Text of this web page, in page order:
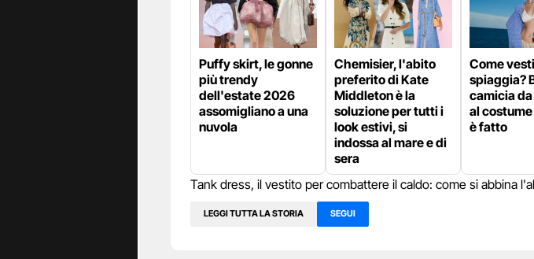
Puffy skirt, le gonne
più trendy
dell'estate 2026
assomigliano a una
nuvola
Chemisier, l'abito
preferito di Kate
Middleton è la
soluzione per tutti i
look estivi, si
indossa al mare e di
sera
Come
spiaggia?
camicia
al
è fatto
Tank dress, il vestito per combattere il caldo: come si abbina
LEGGI TUTTA LA STORIA SEGUI